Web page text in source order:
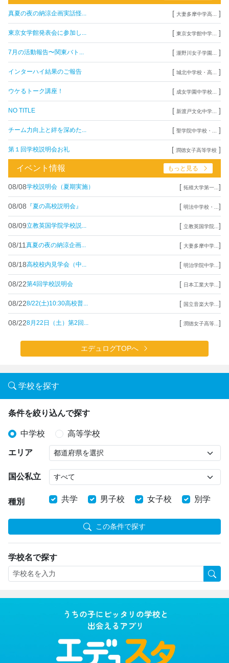
真夏の夜の納涼企画実話怪... [ 大妻多摩中学高... ]
東京女学館発表会に参加し... [ 東京女学館中学... ]
7月の活動報告〜関東バト... [ 瀧野川女子学園... ]
インターハイ結果のご報告 [ 城北中学校・高... ]
ウケるトーク講座！ [ 成女学園中学校... ]
NO TITLE [ 新渡戸文化中学... ]
チーム力向上と絆を深めた... [ 聖学院中学校・... ]
第１回学校説明会お礼 [ 潤徳女子高等学校 ]
イベント情報 もっと見る
08/08学校説明会（夏期実施） [ 拓殖大学第一... ]
08/08 『夏の高校説明会』 [ 明法中学校・... ]
08/09立教英国学院学校説... [ 立教英国学院... ]
08/11 真夏の夜の納涼企画... [ 大妻多摩中学... ]
08/18高校校内見学会（中... [ 明治学院中学... ]
08/22第4回学校説明会 [ 日本工業大学... ]
08/228/22(土)10:30高校普... [ 国立音楽大学... ]
08/228月22日（土）第2回... [ 潤徳女子高等... ]
エデュログTOPへ
学校を探す
条件を絞り込んで探す
中学校 高等学校
エリア
国公私立
種別 共学 男子校 女子校 別学
この条件で探す
学校名で探す